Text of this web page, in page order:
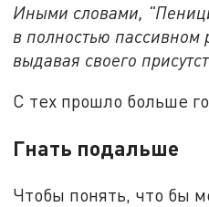
Иными словами,
в полностью пассивном
выдавая своего
С тех прошло больше
Гнать подальше
Чтобы понять, что бы